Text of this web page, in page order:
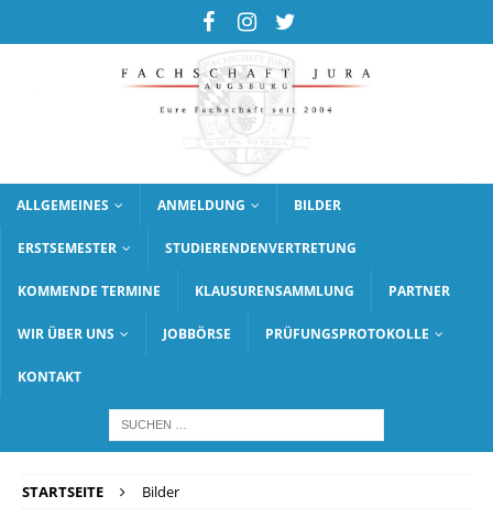
ALLGEMEINES ANMELDUNG BILDER
ERSTSEMESTER STUDIERENDENVERTRETUNG
KOMMENDE TERMINE KLAUSURENSAMMLUNG PARTNER
WIR ÜBER UNS JOBBÖRSE PRÜFUNGSPROTOKOLLE
KONTAKT
STARTSEITE Bilder